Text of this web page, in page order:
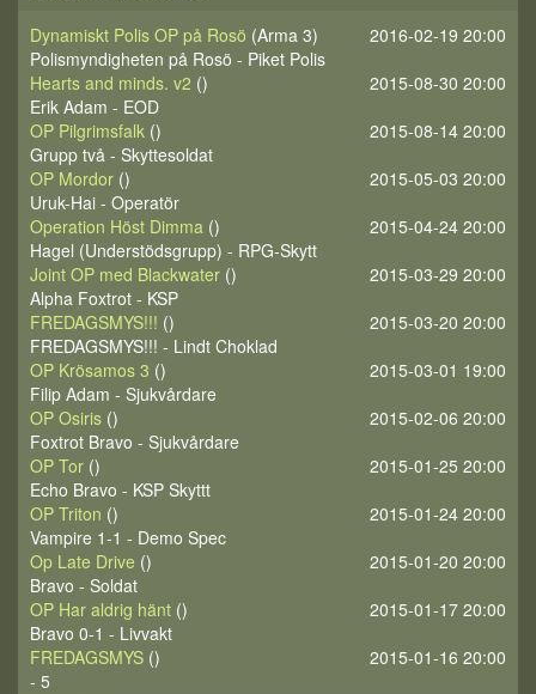
2016-02-19 20:00
Dynamiskt Polis OP på Rosö (Arma 3)
Polismyndigheten på Rosö - Piket Polis
2015-08-30 20:00
Hearts and minds. v2 ()
Erik Adam - EOD
2015-08-14 20:00
OP Pilgrimsfalk ()
Grupp två - Skyttesoldat
2015-05-03 20:00
OP Mordor ()
Uruk-Hai - Operatör
2015-04-24 20:00
Operation Höst Dimma ()
Hagel (Understödsgrupp) - RPG-Skytt
2015-03-29 20:00
Joint OP med Blackwater ()
Alpha Foxtrot - KSP
2015-03-20 20:00
FREDAGSMYS!!! ()
FREDAGSMYS!!! - Lindt Choklad
2015-03-01 19:00
OP Krösamos 3 ()
Filip Adam - Sjukvårdare
2015-02-06 20:00
OP Osiris ()
Foxtrot Bravo - Sjukvårdare
2015-01-25 20:00
OP Tor ()
Echo Bravo - KSP Skyttt
2015-01-24 20:00
OP Triton ()
Vampire 1-1 - Demo Spec
2015-01-20 20:00
Op Late Drive ()
Bravo - Soldat
2015-01-17 20:00
OP Har aldrig hänt ()
Bravo 0-1 - Livvakt
2015-01-16 20:00
FREDAGSMYS ()
- 5